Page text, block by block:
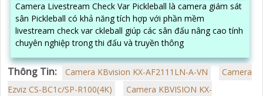
Camera Livestream Check Var Pickleball là camera giám sát
sân Pickleball có khả năng tích hợp với phần mềm
livestream check var ckleball giúp các sân đấu nâng cao tính
chuyên nghiệp trong thi đấu và truyền thông
Thông Tin: Camera KBvision KX-AF2111LN-A-VN
Camera
Ezviz CS-BC1c/SP-R100(4K)
Camera KBVISION KX-